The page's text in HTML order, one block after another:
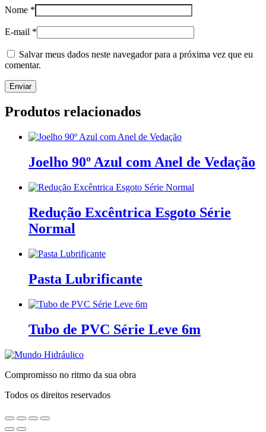
Nome *
E-mail *
Salvar meus dados neste navegador para a próxima vez que eu
comentar.
Produtos relacionados
Joelho 90º Azul com Anel de Vedação
Redução Excêntrica Esgoto Série
Normal
Pasta Lubrificante
Tubo de PVC Série Leve 6m
Compromisso no ritmo da sua obra
Todos os direitos reservados